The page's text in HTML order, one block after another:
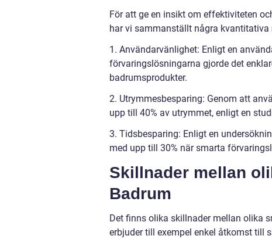
För att ge en insikt om effektiviteten
har vi sammanställt några kvantitativa
1. Användarvänlighet: Enligt en
förvaringslösningarna gjorde det
badrumsprodukter.
2. Utrymmesbesparing: Genom att
upp till 40% av utrymmet, enligt en
3. Tidsbesparing: Enligt en
med upp till 30% när smarta
Skillnader mellan
Badrum
Det finns olika skillnader mellan olika
erbjuder till exempel enkel åtkomst till